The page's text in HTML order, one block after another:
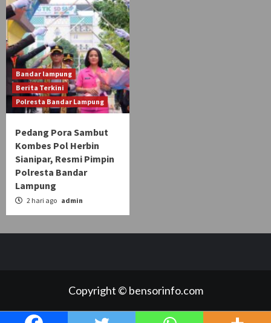
Bandar lampung
Berita Terkini
Polresta Bandar Lampung
Pedang Pora Sambut
Kombes Pol Herbin
Sianipar, Resmi Pimpin
Polresta Bandar
Lampung
2 hari ago admin
Copyright © bensorinfo.com